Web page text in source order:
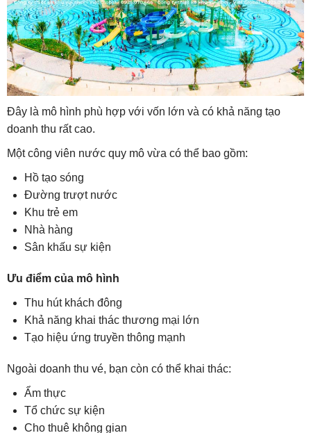
Đây là mô hình phù hợp với vốn lớn và có khả năng tạo
doanh thu rất cao.
Một công viên nước quy mô vừa có thể bao gồm:
Hồ tạo sóng
Đường trượt nước
Khu trẻ em
Nhà hàng
Sân khấu sự kiện
Ưu điểm của mô hình
Thu hút khách đông
Khả năng khai thác thương mại lớn
Tạo hiệu ứng truyền thông mạnh
Ngoài doanh thu vé, bạn còn có thể khai thác:
Ẩm thực
Tổ chức sự kiện
Cho thuê không gian